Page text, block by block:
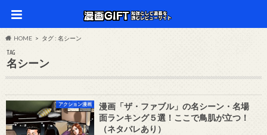
HOME タグ : 名シーン
TAG
名シーン
アクション漫画
漫画「ザ・ファブル」の名シーン・名場
面ランキング５選！ここで鳥肌が立つ！
（ネタバレあり）